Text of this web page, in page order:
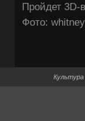
Пройде­т 3D-
Фото:
Культура